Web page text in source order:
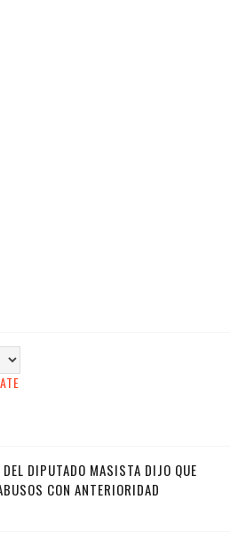
DIPUTADO MASISTA DIJO QUE
CON ANTERIORIDAD